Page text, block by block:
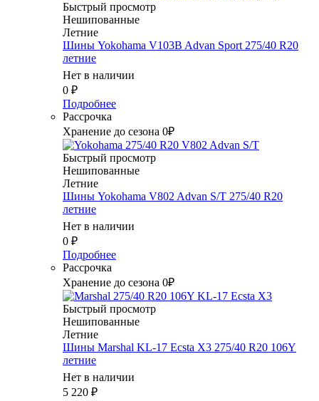
Быстрый просмотр
Нешипованные
Летние
Шины Yokohama V103B Advan Sport 275/40 R20
летние
Нет в наличии
0 ₽
Подробнее
Рассрочка
Хранение до сезона 0₽
Быстрый просмотр
Нешипованные
Летние
Шины Yokohama V802 Advan S/T 275/40 R20
летние
Нет в наличии
0 ₽
Подробнее
Рассрочка
Хранение до сезона 0₽
Быстрый просмотр
Нешипованные
Летние
Шины Marshal KL-17 Ecsta X3 275/40 R20 106Y
летние
Нет в наличии
5 220 ₽